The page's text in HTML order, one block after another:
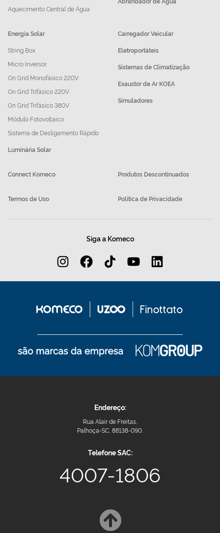
Aquecimento Central de Água
Energia Solar
String Box
Micro Inversor
On Grid Monofásico 220V
On Grid Trifásico 220V
On Grid Trifásico 380V
Módulo Fotovoltaico
Sistema de Desligamento Rápido
Luminária Solar
Carregador Veicular
Eletroportáteis
Sistemas de Climatização
Exaustor de Ar KOEA
Simuladores
Connect Komeco Produtos Descontinuados
Termos de Uso Política de Privacidade
Siga a Komeco
Endereço:
Rua Alair de Freitas,
Palhoça-SC, 88138-090.
Telefone SAC:
4007-1806